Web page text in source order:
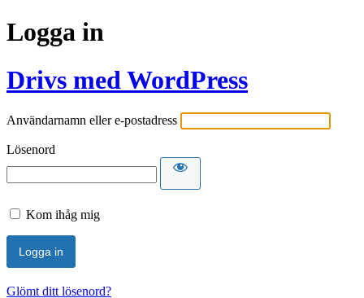
Logga in
Drivs med WordPress
Användarnamn eller e-postadress
Lösenord
Kom ihåg mig
Glömt ditt lösenord?